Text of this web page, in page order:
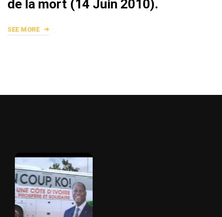
de la mort (14 Juin 2010).
SEE MORE